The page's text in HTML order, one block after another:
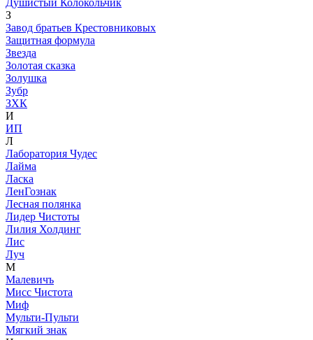
Душистый Колокольчик
З
Завод братьев Крестовниковых
Защитная формула
Звезда
Золотая сказка
Золушка
Зубр
ЗХК
И
ИП
Л
Лаборатория Чудес
Лайма
Ласка
ЛенГознак
Лесная полянка
Лидер Чистоты
Лилия Холдинг
Лис
Луч
М
Малевичъ
Мисс Чистота
Миф
Мульти-Пульти
Мягкий знак